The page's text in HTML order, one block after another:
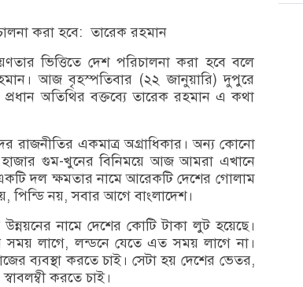
করা হবে: তারেক রহমান
ভিত্তিতে দেশ পরিচালনা করা হবে বলে
আজ বৃহস্পতিবার (২২ জানুয়ারি) দুপুরে
প্রধান অতিথির বক্তব্যে তারেক রহমান এ কথা
রাজনীতির একমাত্র অগ্রাধিকার। অন্য কোনো
গুম-খুনের বিনিময়ে আজ আমরা এখানে
দল ক্ষমতার নামে আরেকটি দেশের গোলাম
পিন্ডি নয়, সবার আগে বাংলাদেশ।
নামে দেশের কোটি টাকা লুট হয়েছে।
সময় লাগে, লন্ডনে যেতে এত সময় লাগে না।
ব্যবস্থা করতে চাই। সেটা হয় দেশের ভেতর,
করতে চাই।